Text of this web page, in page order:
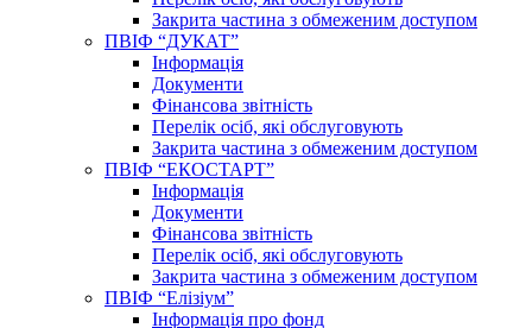
Закрита частина з обмеженим доступом
ПВІФ “ДУКАТ”
Інформація
Документи
Фінансова звітність
Перелік осіб, які обслуговують
Закрита частина з обмеженим доступом
ПВІФ “ЕКОСТАРТ”
Інформація
Документи
Фінансова звітність
Перелік осіб, які обслуговують
Закрита частина з обмеженим доступом
ПВІФ “Елізіум”
Інформація про фонд